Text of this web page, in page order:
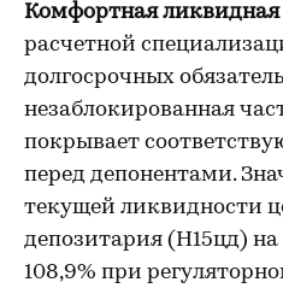
Комфортная
расчетной
долгосрочных
незаблокированная
покрывает
перед депонентами.
текущей ликвидности
депозитария (Н15цд) на
108,9% при